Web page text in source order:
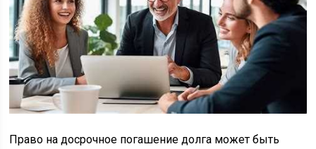
Право на досрочное погашение долга может быть